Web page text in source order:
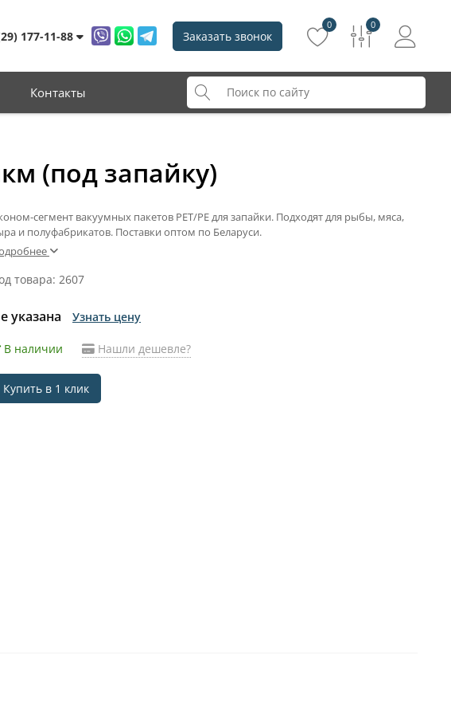
177-11-88 Заказать звонок
0 0
Контакты
(под запайку)
сегмент вакуумных пакетов PET/PE для запайки. Подходят для рыбы, мяса,
и полуфабрикатов. Поставки оптом по Беларуси.
товара: 2607
указана Узнать цену
В наличии Нашли дешевле?
Купить в 1 клик